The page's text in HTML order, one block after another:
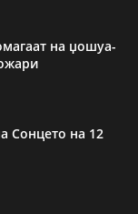
на џошуа-
Сонцето на 12